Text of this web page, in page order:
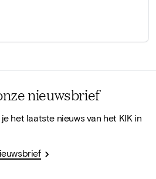
nieuwsbrief
het laatste nieuws van het KIK in